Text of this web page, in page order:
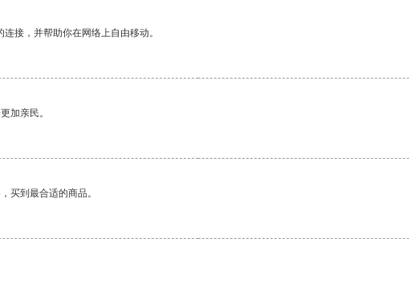
接，并帮助你在网络上自由移动。
加亲民。
买到最合适的商品。